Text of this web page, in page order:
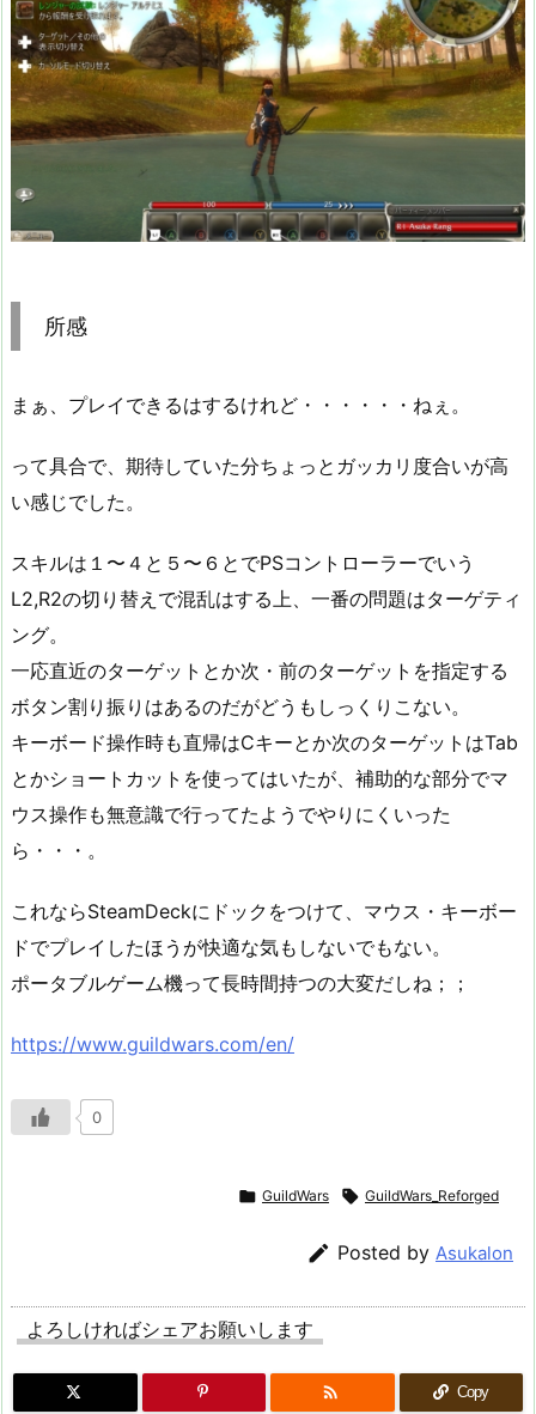
所感
まぁ、プレイできるはするけれど・・・・・・ねぇ。
って具合で、期待していた分ちょっとガッカリ度合いが高
い感じでした。
スキルは１〜４と５〜６とでPSコントローラーでいう
L2,R2の切り替えで混乱はする上、一番の問題はターゲティ
ング。
一応直近のターゲットとか次・前のターゲットを指定する
ボタン割り振りはあるのだがどうもしっくりこない。
キーボード操作時も直帰はCキーとか次のターゲットはTab
とかショートカットを使ってはいたが、補助的な部分でマ
ウス操作も無意識で行ってたようでやりにくいった
ら・・・。
これならSteamDeckにドックをつけて、マウス・キーボー
ドでプレイしたほうが快適な気もしないでもない。
ポータブルゲーム機って長時間持つの大変だしね；；
https://www.guildwars.com/en/
0
 GuildWars  GuildWars_Reforged
 Posted by Asukalon
よろしければシェアお願いします
 Copy